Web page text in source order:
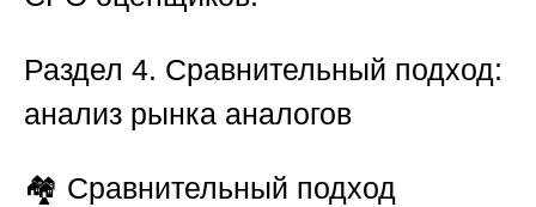
Раздел 4. Сравнительный подход:
анализ рынка аналогов
🏘️ Сравнительный подход